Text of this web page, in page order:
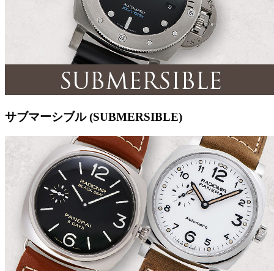
サブマーシブル (SUBMERSIBLE)